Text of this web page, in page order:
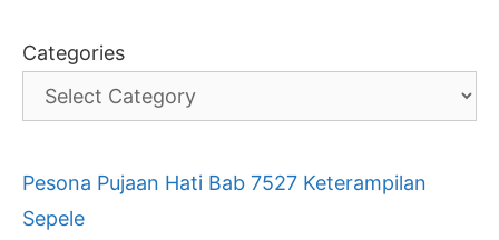
Categories
Pesona Pujaan Hati Bab 7527 Keterampilan
Sepele